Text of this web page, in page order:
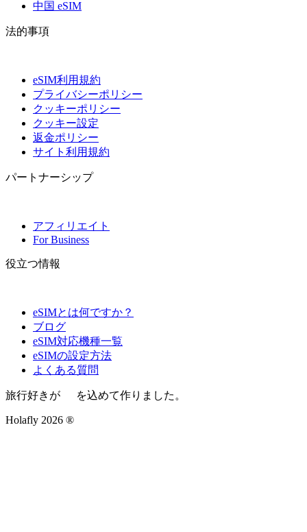
中国 eSIM
法的事項
eSIM利用規約
プライバシーポリシー
クッキーポリシー
クッキー設定
返金ポリシー
サイト利用規約
パートナーシップ
アフィリエイト
For Business
役立つ情報
eSIMとは何ですか？
ブログ
eSIM対応機種一覧
eSIMの設定方法
よくある質問
旅行好きが を込めて作りました。
Holafly 2026 ®